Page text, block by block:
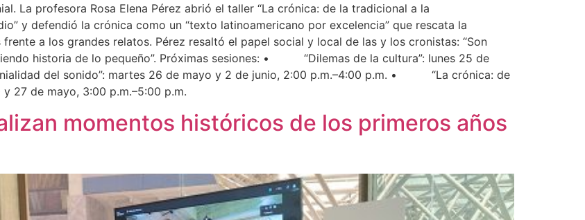
La profesora Rosa Elena Pérez abrió el taller “La crónica: de la tradicional a la
y defendió la crónica como un “texto latinoamericano por excelencia” que rescata la
a los grandes relatos. Pérez resaltó el papel social y local de las y los cronistas: “Son
historia de lo pequeño”. Próximas sesiones: • “Dilemas de la cultura”: lunes 25 de
del sonido”: martes 26 de mayo y 2 de junio, 2:00 p.m.–4:00 p.m. • “La crónica: de
27 de mayo, 3:00 p.m.–5:00 p.m.
momentos históricos de los primeros años